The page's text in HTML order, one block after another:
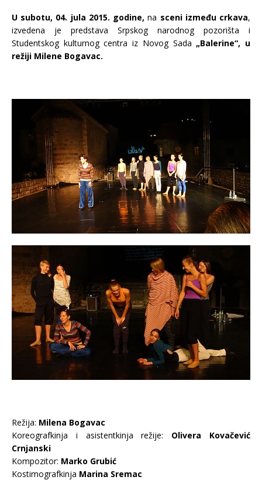
U subotu, 04. jula 2015. godine,na sceni između crkava,
izvedena je predstava Srpskog narodnog pozorišta i
Studentskog kulturnog centra iz Novog Sada„Balerine“, u
režiji Milene Bogavac.
Režija: Milena Bogavac
Koreografkinja i asistentkinja režije: Olivera Kovačević
Crnjanski
Kompozitor: Marko Grubić
Kostimografkinja Marina Sremac